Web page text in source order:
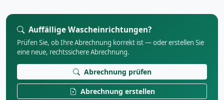
Auffällige Wascheinrichtungen?
Prüfen Sie, ob Ihre Abrechnung korrekt ist — oder erstellen Sie
eine neue, rechtssichere Abrechnung.
Abrechnung prüfen
Abrechnung erstellen